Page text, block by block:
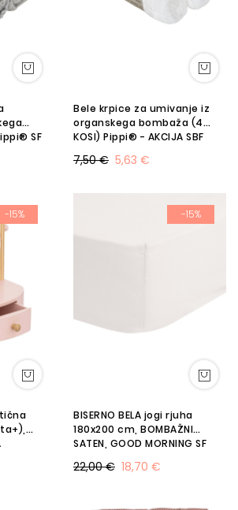
SF
Bele krpice za umivanje iz
organskega bombaža (4
KOSI) Pippi® - AKCIJA SBF
5,63 €
7,50 €
-15% -15%
BISERNO BELA jogi rjuha
180x200 cm, BOMBAŽNI
SATEN, GOOD MORNING SF
18,70 €
22,00 €